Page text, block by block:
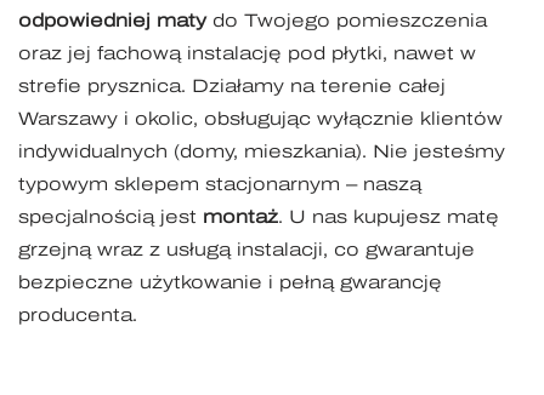
odpowiedniej matydo Twojego pomieszczenia
oraz jej fachową instalację pod płytki, nawet w
strefie prysznica. Działamy na terenie całej
Warszawy i okolic, obsługując wyłącznie klientów
indywidualnych (domy, mieszkania). Nie jesteśmy
typowym sklepem stacjonarnym – naszą
specjalnością jest montaż. U nas kupujesz matę
grzejną wraz z usługą instalacji, co gwarantuje
bezpieczne użytkowanie i pełną gwarancję
producenta.